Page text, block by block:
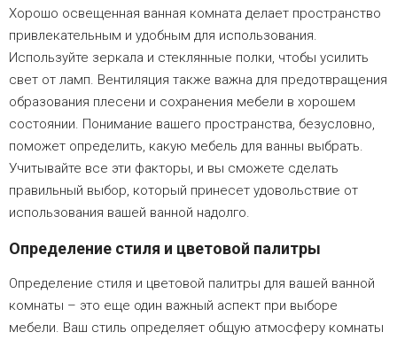
Хорошо освещенная ванная комната делает пространство
привлекательным и удобным для использования.
Используйте зеркала и стеклянные полки, чтобы усилить
свет от ламп. Вентиляция также важна для предотвращения
образования плесени и сохранения мебели в хорошем
состоянии. Понимание вашего пространства, безусловно,
поможет определить, какую мебель для ванны выбрать.
Учитывайте все эти факторы, и вы сможете сделать
правильный выбор, который принесет удовольствие от
использования вашей ванной надолго.
Определение стиля и цветовой палитры
Определение стиля и цветовой палитры для вашей ванной
комнаты – это еще один важный аспект при выборе
мебели. Ваш стиль определяет общую атмосферу комнаты